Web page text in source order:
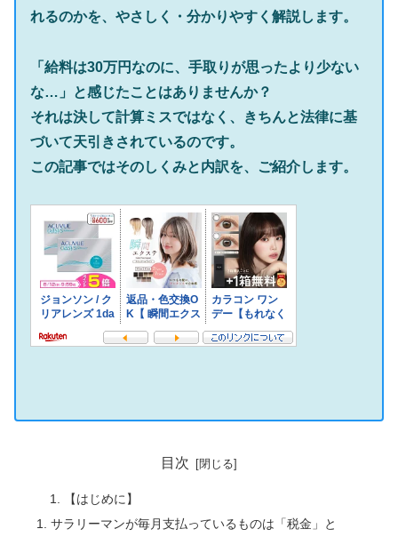
れるのかを、やさしく・分かりやすく解説します。
「給料は30万円なのに、手取りが思ったより少ない
な…」と感じたことはありませんか？
それは決して計算ミスではなく、きちんと法律に基
づいて天引きされているのです。
この記事ではそのしくみと内訳を、ご紹介します。
目次
【はじめに】
サラリーマンが毎月支払っているものは「税金」と